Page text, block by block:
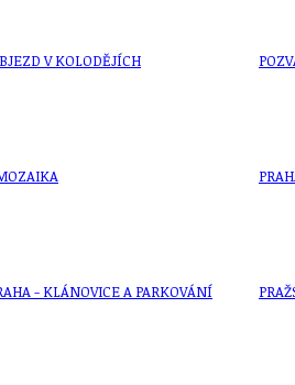
V KOLODĚJÍCH
- KLÁNOVICE A PARKOVÁNÍ